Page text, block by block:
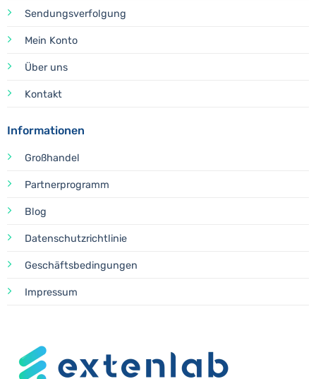
Sendungsverfolgung
Mein Konto
Über uns
Kontakt
Informationen
Großhandel
Partnerprogramm
Blog
Datenschutzrichtlinie
Geschäftsbedingungen
Impressum